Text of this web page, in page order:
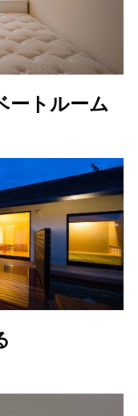
ートルーム